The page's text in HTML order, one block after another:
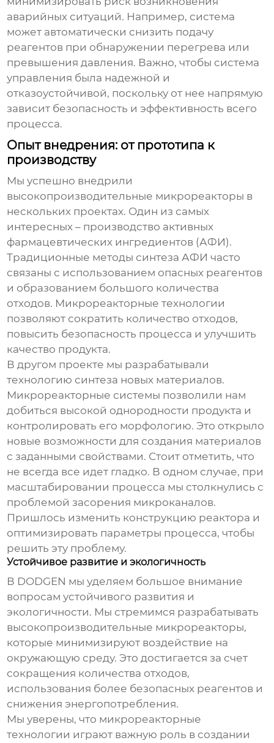
аварийных ситуаций. Например, система
может автоматически снизить подачу
реагентов при обнаружении перегрева или
превышения давления. Важно, чтобы система
управления была надежной и
отказоустойчивой, поскольку от нее напрямую
зависит безопасность и эффективность всего
процесса.
Опыт внедрения: от прототипа к
производству
Мы успешно внедрили
высокопроизводительные микрореакторы в
нескольких проектах. Один из самых
интересных – производство активных
фармацевтических ингредиентов (АФИ).
Традиционные методы синтеза АФИ часто
связаны с использованием опасных реагентов
и образованием большого количества
отходов. Микрореакторные технологии
позволяют сократить количество отходов,
повысить безопасность процесса и улучшить
качество продукта.
В другом проекте мы разрабатывали
технологию синтеза новых материалов.
Микрореакторные системы позволили нам
добиться высокой однородности продукта и
контролировать его морфологию. Это открыло
новые возможности для создания материалов
с заданными свойствами. Стоит отметить, что
не всегда все идет гладко. В одном случае, при
масштабировании процесса мы столкнулись с
проблемой засорения микроканалов.
Пришлось изменить конструкцию реактора и
оптимизировать параметры процесса, чтобы
решить эту проблему.
Устойчивое развитие и экологичность
В DODGEN мы уделяем большое внимание
вопросам устойчивого развития и
экологичности. Мы стремимся разрабатывать
высокопроизводительные микрореакторы,
которые минимизируют воздействие на
окружающую среду. Это достигается за счет
сокращения количества отходов,
использования более безопасных реагентов и
снижения энергопотребления.
Мы уверены, что микрореакторные
технологии играют важную роль в создании